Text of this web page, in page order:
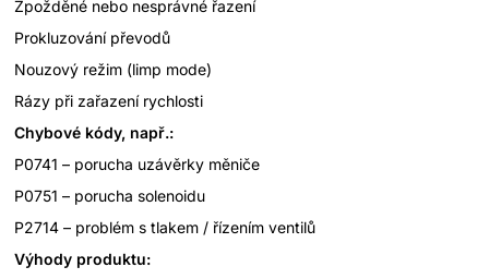
Zpožděné nebo nesprávné řazení
Prokluzování převodů
Nouzový režim (limp mode)
Rázy při zařazení rychlosti
Chybové kódy, např.:
P0741 – porucha uzávěrky měniče
P0751 – porucha solenoidu
P2714 – problém s tlakem / řízením ventilů
Výhody produktu: